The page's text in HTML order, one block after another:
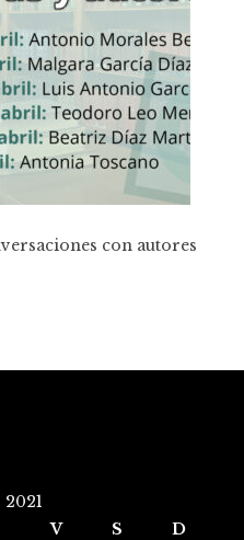
con autores
V S
D